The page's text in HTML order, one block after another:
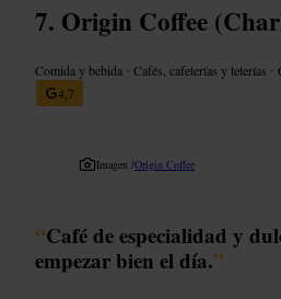
Origin Coffee
Comida y bebida •Cafés, cafeterías y teterías •
4,7
Imagen /Origin Coffee
“Café de especialidad y
empezar bien el día.”